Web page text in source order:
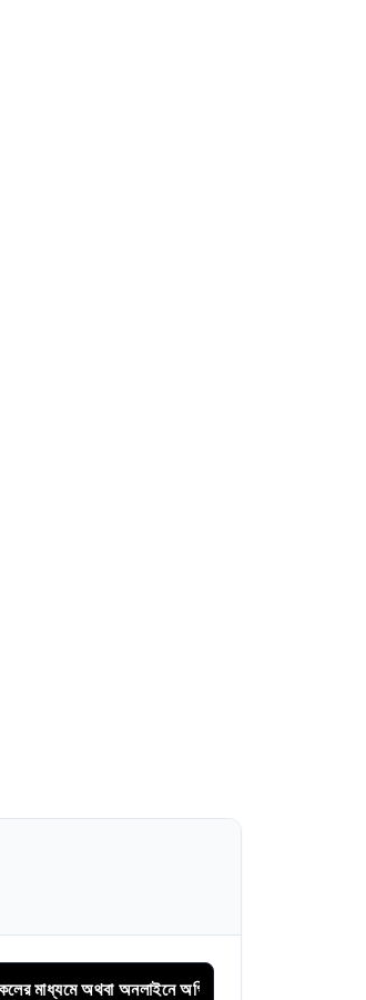
অনলাইনে অগ্রিম সিরিয়াল বুকিং করুন।